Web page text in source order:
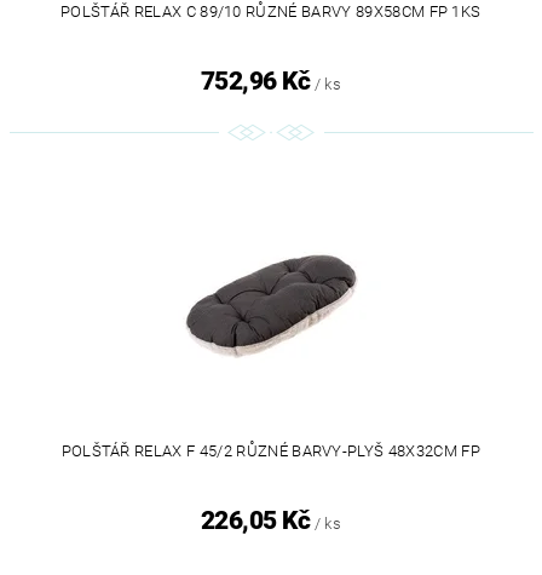
POLŠTÁŘ RELAX C 89/10 RŮZNÉ BARVY 89X58CM FP 1KS
752,96 Kč / ks
POLŠTÁŘ RELAX F 45/2 RŮZNÉ BARVY-PLYŠ 48X32CM FP
226,05 Kč / ks